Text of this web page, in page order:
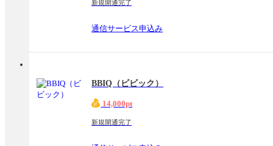
新規開通完了
通信サービス申込み
BBIQ（ビビック）
14,000pt
新規開通完了